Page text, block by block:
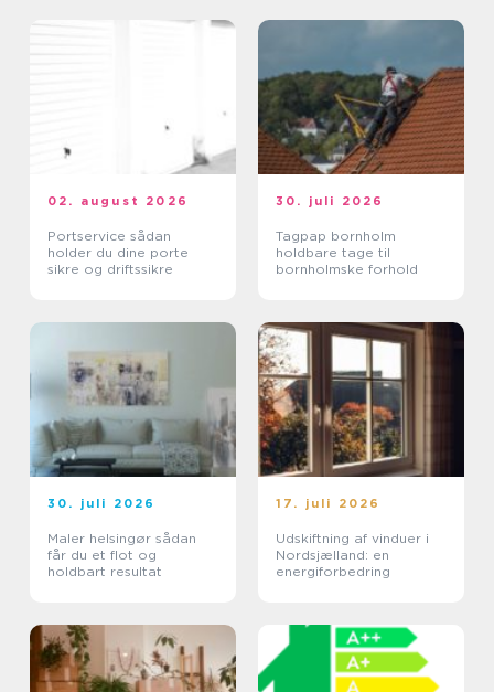
02. august 2026
Portservice sådan
holder du dine porte
sikre og driftssikre
30. juli 2026
Tagpap bornholm
holdbare tage til
bornholmske forhold
30. juli 2026
Maler helsingør sådan
får du et flot og
holdbart resultat
17. juli 2026
Udskiftning af vinduer i
Nordsjælland: en
energiforbedring